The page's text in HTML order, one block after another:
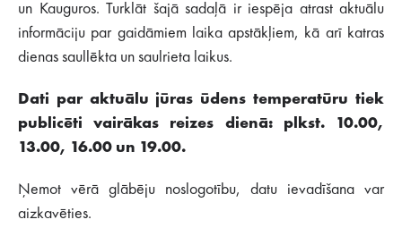
un Kauguros. Turklāt šajā sadaļā ir iespēja atrast aktuālu
informāciju par gaidāmiem laika apstākļiem, kā arī katras
dienas saullēkta un saulrieta laikus.
Dati par aktuālu jūras ūdens temperatūru tiek
publicēti vairākas reizes dienā: plkst. 10.00,
13.00, 16.00 un 19.00.
Ņemot vērā glābēju noslogotību, datu ievadīšana var
aizkavēties.